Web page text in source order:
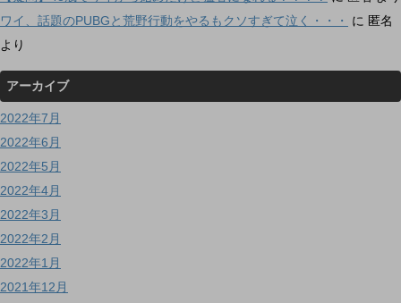
ワイ、話題のPUBGと荒野行動をやるもクソすぎて泣く・・・
に 匿名
より
アーカイブ
2022年7月
2022年6月
2022年5月
2022年4月
2022年3月
2022年2月
2022年1月
2021年12月